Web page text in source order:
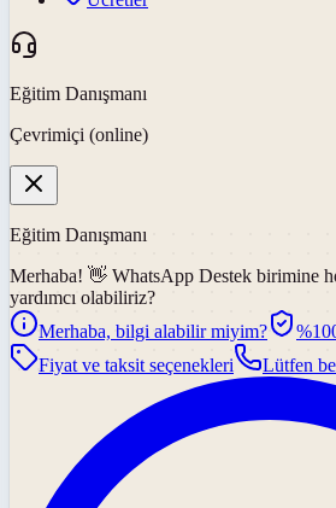
Eğitim Danışmanı
Çevrimiçi (online)
Eğitim Danışmanı
Merhaba! 👋 WhatsApp Destek birimine
yardımcı olabiliriz?
Merhaba, bilgi alabilir miyim?
Fiyat ve taksit seçenekleri
Lütfen